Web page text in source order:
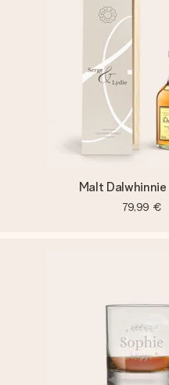
Malt Dalwhinnie
79,99 €